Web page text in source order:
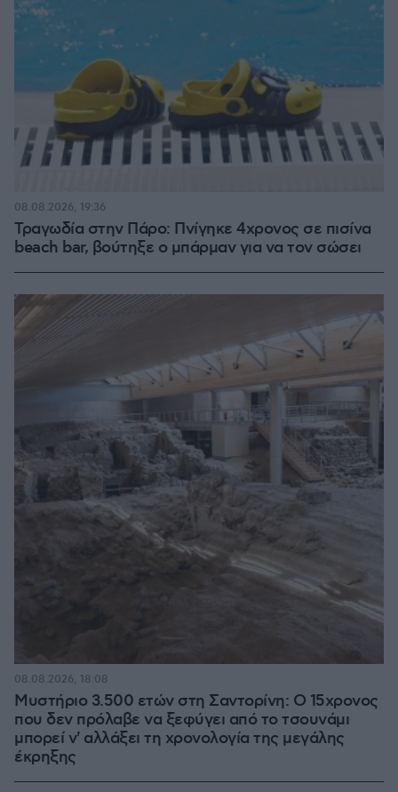
Τραγωδία στην Πάρο: Πνίγηκε 4χρονος σε πισίνα
beach bar, βούτηξε ο μπάρμαν για να τον σώσει
08.08.2026, 19:36
Μυστήριο 3.500 ετών στη Σαντορίνη: Ο 15χρονος
που δεν πρόλαβε να ξεφύγει από το τσουνάμι
μπορεί ν' αλλάξει τη χρονολογία της μεγάλης
έκρηξης
08.08.2026, 18:08